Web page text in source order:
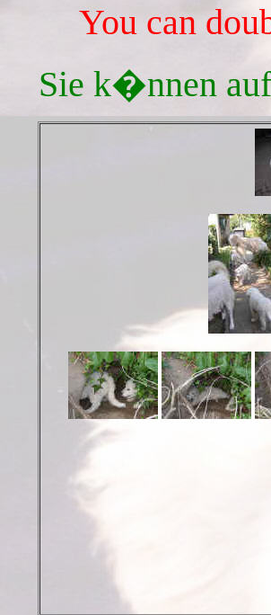
You can
Sie k�nnen